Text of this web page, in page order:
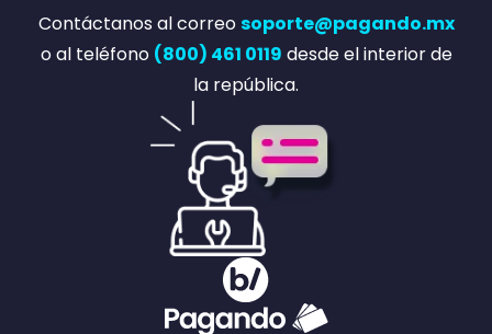
Contáctanos al correo soporte@pagando.mx
o al teléfono (800) 461 0119 desde el interior de
la república.